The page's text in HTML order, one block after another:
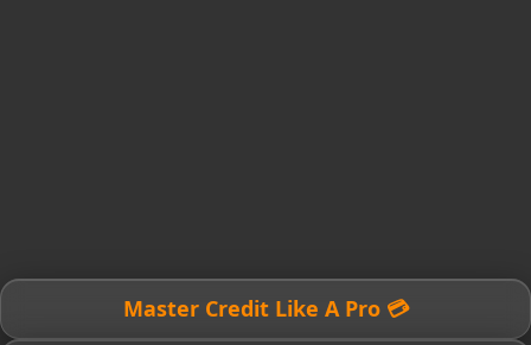
💳 Master Credit Like A Pro